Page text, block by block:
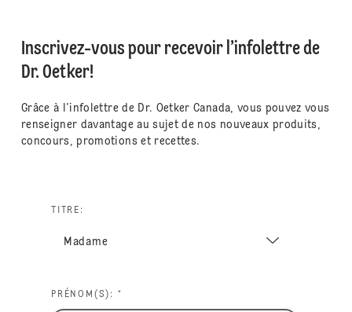
Inscrivez-vous pour recevoir l’infolettre de
Dr. Oetker!
Grâce à l’infolettre de Dr. Oetker Canada, vous pouvez vous
renseigner davantage au sujet de nos nouveaux produits,
concours, promotions et recettes.
TITRE:
PRÉNOM(S): *